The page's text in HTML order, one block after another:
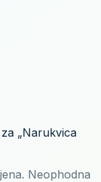
„Narukvica
Neophodna